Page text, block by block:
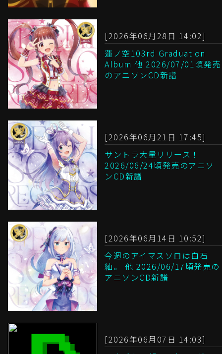
[2026年06月28日 14:02]
蓮ノ空103rd Graduation
Album 他 2026/07/01頃発売
のアニソンCD新譜
[2026年06月21日 17:45]
サントラ大量リリース！
2026/06/24頃発売のアニソ
ンCD新譜
[2026年06月14日 10:52]
今週のアイマスソロは白石
紬。 他 2026/06/17頃発売の
アニソンCD新譜
[2026年06月07日 14:03]